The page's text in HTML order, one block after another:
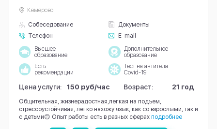
Собеседование
Документы
Телефон
E-mail
Кемерово
Высшее
образование
Дополнительное
образование
Есть
рекомендации
Тест на антитела
Covid-19
Цена услуги: 150 руб/час Возраст: 21 год
Общительная, жизнерадостная,легкая на подъем,
стрессоустойчивая, легко нахожу язык, как со взрослыми, так и
с детьми😊 Опыт работы есть в разных сферах подробнее